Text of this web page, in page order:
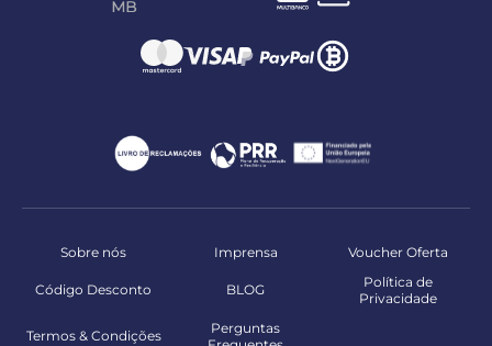
Sobre nós Imprensa Voucher Oferta
Código Desconto BLOG
Política de
Privacidade
Termos & Condições
Perguntas